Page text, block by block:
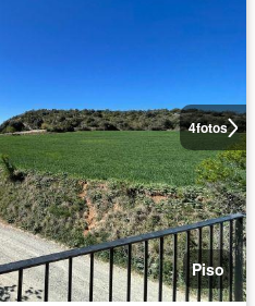
4fotos
Piso